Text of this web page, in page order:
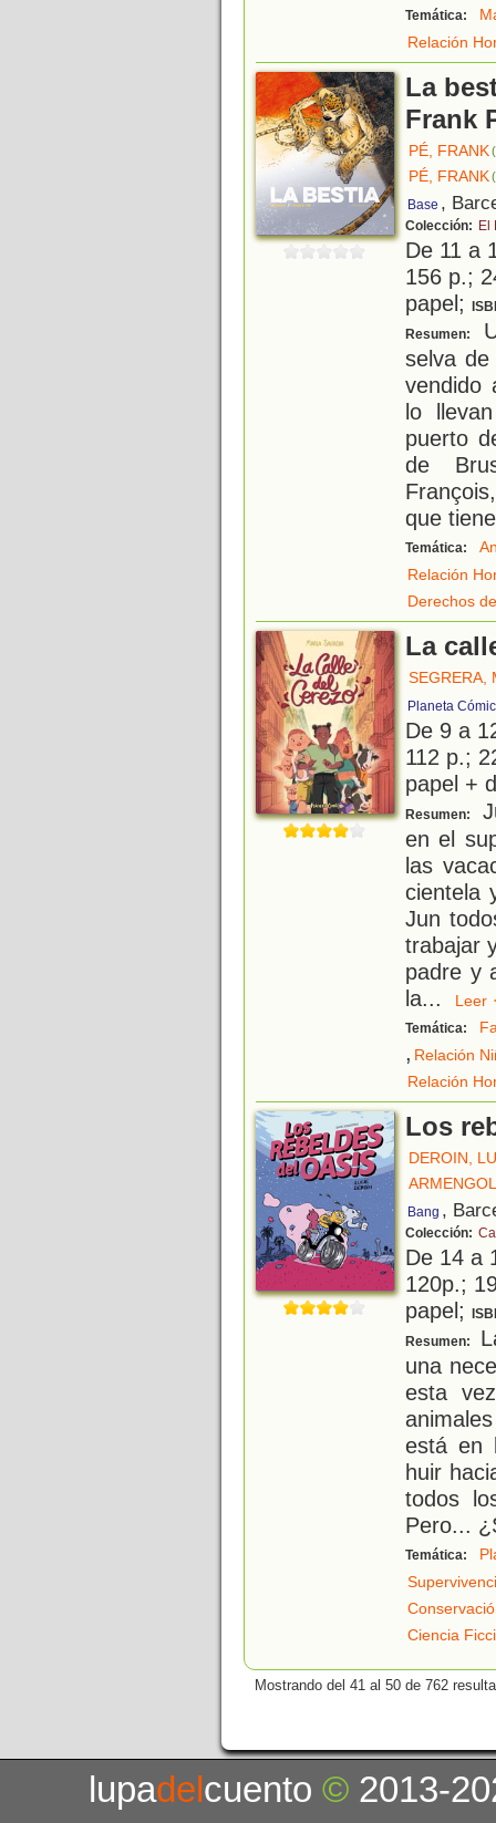
Temática:
Relación
La
Frank
PÉ, FRANK
PÉ, FRANK
Base ,
Colección: El
De 11 a
156 p.;
papel;
Resumen:
selva
vendido
lo
puerto
de
que
Temática:
Relación
Derechos
La
SEGRERA,
Planeta Cómic
De 9 a
112 p.;
papel +
Resumen:
en el
las
cientela
Jun
trabajar
padre y
la...
Temática:
, Relación
Relación
Los
DEROIN,
Bang ,
Colección:
De 14 a
120p.;
papel;
Resumen:
una
esta
está en
huir
todos
Pero...
Temática:
Ciencia
Mostrando del 41 al 50 de 762
lupadelcuento© 2013-